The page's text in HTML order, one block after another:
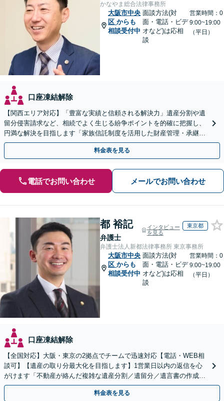
かなやま総合法律事務所
大阪市中央
区 からも
相談受付中
面談方法(対
面・電話・ビデ
オなど)は応相
談
営業時間：0
9:00~19:00
（平日）
口座凍結解除
【関西エリア対応】「豊富な実績と信頼される解決力」遺産分割や遺
留分侵害請求など、相続でよく生じる紛争ポイントを的確に把握し、
円満な解決を目指します「家族信託制度を活用した財産管理・承継プ
ランのご提案」「次世代へ想いを託す円滑な事業承継」
料金表を見る
電話でお問い合わせ メールでお問い合わせ
都 裕記
弁護士
インタビュー
を見る
東京都
弁護士法人新都法律事務所 東京事務所
大阪市中央
区 からも
相談受付中
面談方法(対
面・電話・ビデ
オなど)は応相
談
営業時間：0
9:00~19:00
（平日）
口座凍結解除
【全国対応】大阪・東京の2拠点でチームで迅速対応【電話・WEB相
談可】【遺産の取り分最大化を目指します】1営業日以内の返信を心
がけます「不動産が絡んだ複雑な遺産分割／遺留分／遺言書の作成・
執行／事業承継など、お任せください」【休日相談あり】
料金表を見る